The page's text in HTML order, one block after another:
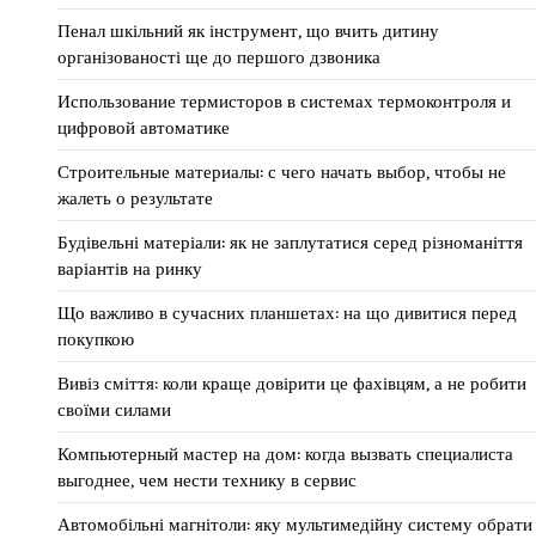
Пенал шкільний як інструмент, що вчить дитину
організованості ще до першого дзвоника
Использование термисторов в системах термоконтроля и
цифровой автоматике
Строительные материалы: с чего начать выбор, чтобы не
жалеть о результате
Будівельні матеріали: як не заплутатися серед різноманіття
варіантів на ринку
Що важливо в сучасних планшетах: на що дивитися перед
покупкою
Вивіз сміття: коли краще довірити це фахівцям, а не робити
своїми силами
Компьютерный мастер на дом: когда вызвать специалиста
выгоднее, чем нести технику в сервис
Автомобільні магнітоли: яку мультимедійну систему обрати